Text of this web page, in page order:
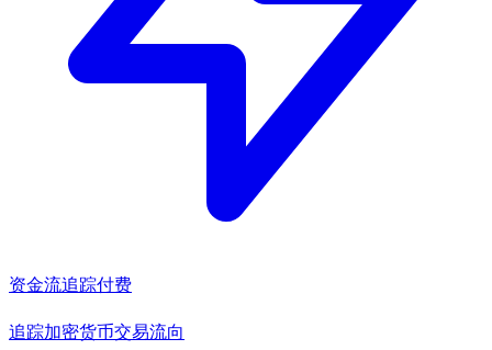
资金流追踪付费
追踪加密货币交易流向